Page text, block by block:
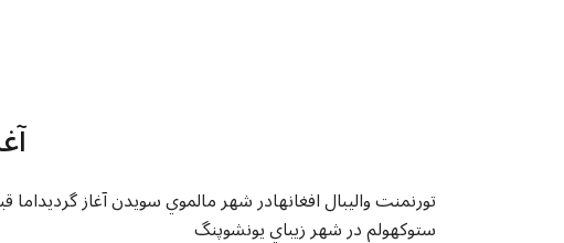
تورنمنت واليبال افغانهادر شهر مالموي سويدن آغاز گرديداما
ستوکهولم در شهر زيباي يونشوپنگ